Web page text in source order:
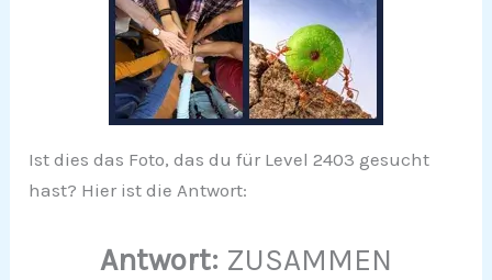
Ist dies das Foto, das du für Level 2403 gesucht
hast? Hier ist die Antwort:
Antwort: ZUSAMMEN